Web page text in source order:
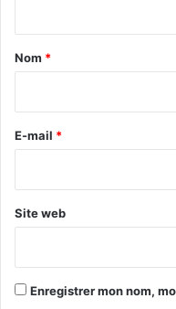
a
e
Nom *
E-mail *
Site web
Enregistrer mon nom,